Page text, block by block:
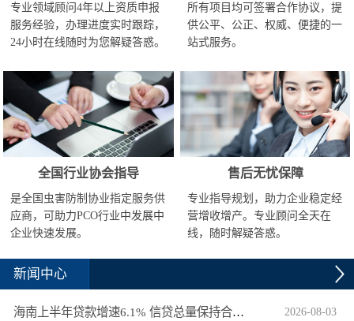
专业领域顾问4年以上资质申报
服务经验，办理进度实时跟踪，
24小时在线随时为您解疑答惑。
所有项目均可签署合作协议，提
供公平、公正、权威、便捷的一
站式服务。
全国行业协会指导
是全国虫害防制协业指定服务供
应商，可助力PCO行业中发展中
企业快速发展。
售后无忧保障
专业指导规划，助力企业稳定经
营增收增产。专业顾问全天在
线，随时解疑答惑。
新闻中心
海南上半年贷款增速6.1% 信贷总量保持合理平稳增长 2026-08-03